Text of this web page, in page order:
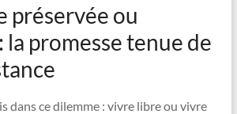
préservée ou
la promesse tenue de
dans ce dilemme : vivre libre ou vivre